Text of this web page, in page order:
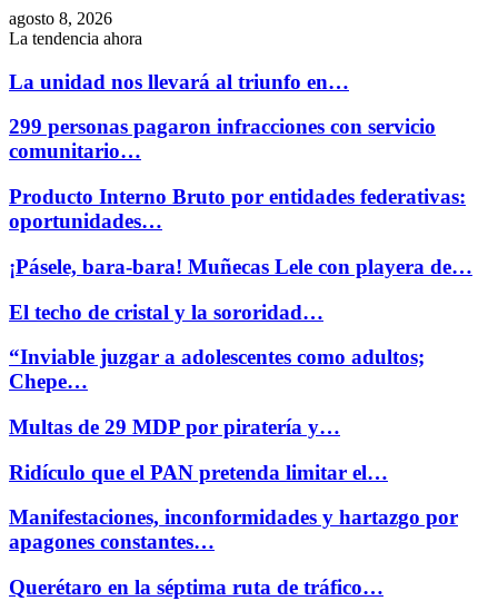
agosto 8, 2026
La tendencia ahora
La unidad nos llevará al triunfo en…
299 personas pagaron infracciones con servicio
comunitario…
Producto Interno Bruto por entidades federativas:
oportunidades…
¡Pásele, bara-bara! Muñecas Lele con playera de…
El techo de cristal y la sororidad…
“Inviable juzgar a adolescentes como adultos;
Chepe…
Multas de 29 MDP por piratería y…
Ridículo que el PAN pretenda limitar el…
Manifestaciones, inconformidades y hartazgo por
apagones constantes…
Querétaro en la séptima ruta de tráfico…